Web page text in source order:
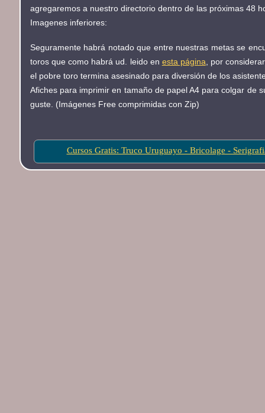
agregaremos a nuestro directorio dentro de las próximas 48
Imagenes inferiores:
Seguramente habrá notado que entre nuestras metas se
toros que como habrá ud. leido en esta página , por
el pobre toro termina asesinado para diversión de los
Afiches para imprimir en tamaño de papel A4 para colgar de
guste. (Imágenes Free comprimidas con Zip)
Cursos Gratis: Truco Uruguayo - Bricolage -